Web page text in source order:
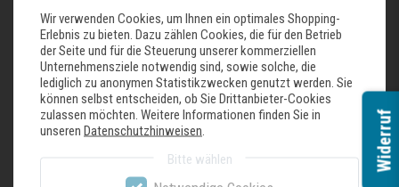
Programme und Optionen
6 Programme: Eco 50 °C, Auto 45-65 °C, Chef 70 °C, Classic 60 °C, Glas 40
°C, Favorit
Vorspülen
4 Sonderfunktionen: Fernstart, Extra Shine, Power Zone, Extra Speed
EasyClean
Add-On Funktion über die Home Connect App: HygienePlus, Silence on
Spültechnik und Sensorik
Wir verwenden Cookies, um Ihnen ein optimales Shopping-
Erlebnis zu bieten. Dazu zählen Cookies, die für den Betrieb
der Seite und für die Steuerung unserer kommerziellen
Unternehmensziele notwendig sind, sowie solche, die
lediglich zu anonymen Statistikzwecken genutzt werden. Sie
können selbst entscheiden, ob Sie Drittanbieter-Cookies
zulassen möchten. Weitere Informationen finden Sie in
unseren Datenschutzhinweisen
Bitte wählen
Widerruf